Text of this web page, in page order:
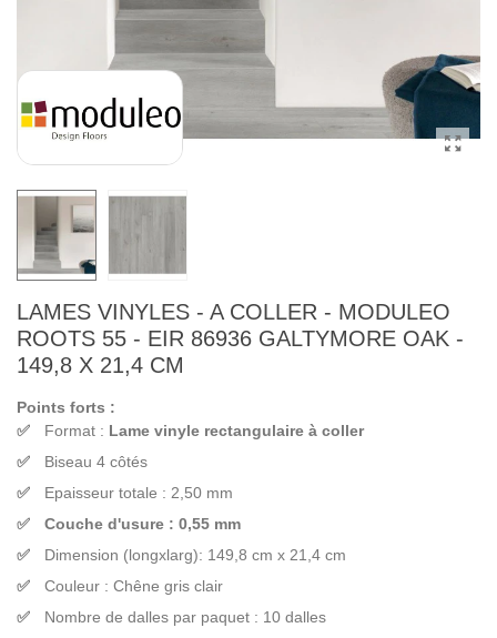
LAMES VINYLES - A COLLER - MODULEO
ROOTS 55 - EIR 86936 GALTYMORE OAK -
149,8 X 21,4 CM
Points forts :
Format : Lame vinyle rectangulaire à coller
Biseau 4 côtés
Epaisseur totale : 2,50 mm
Couche d'usure : 0,55 mm
Dimension (longxlarg): 149,8 cm x 21,4 cm
Couleur : Chêne gris clair
Nombre de dalles par paquet : 10 dalles